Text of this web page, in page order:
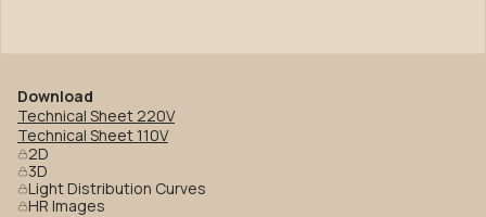
Download
Technical Sheet 220V
Technical Sheet 110V
2D
3D
Light Distribution Curves
HR Images